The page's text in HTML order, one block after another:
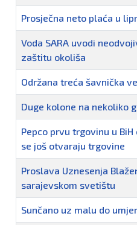
Prosječna neto plaća u
Voda SARA uvodi
zaštitu okoliša
Održana treća šavnička
Duge kolone na nekoliko
Pepco prvu trgovinu u
se još otvaraju trgovine
Proslava Uznesenja
sarajevskom svetištu
Sunčano uz malu do